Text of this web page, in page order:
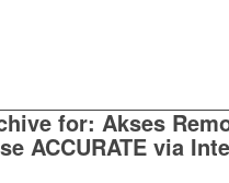
for: Akses
ACCURATE via